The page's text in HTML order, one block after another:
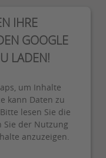
IHRE
GOOGLE
LADEN!
um Inhalte
kann Daten zu
lesen Sie die
der Nutzung
anzuzeigen.